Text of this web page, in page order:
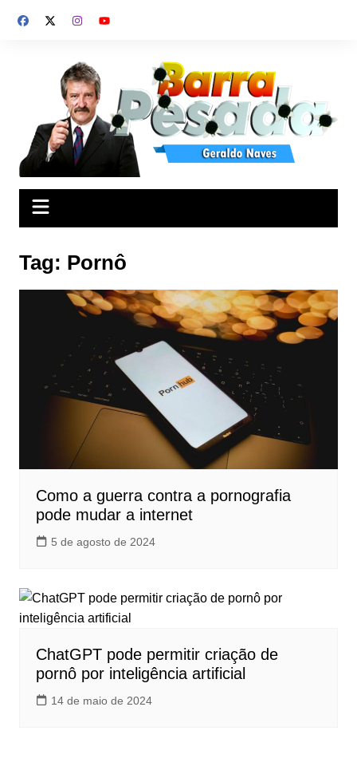
para
Tag: Pornô
Como a guerra contra a pornografia
pode mudar a internet
5 de agosto de 2024
ChatGPT pode permitir criação de
pornô por inteligência artificial
14 de maio de 2024